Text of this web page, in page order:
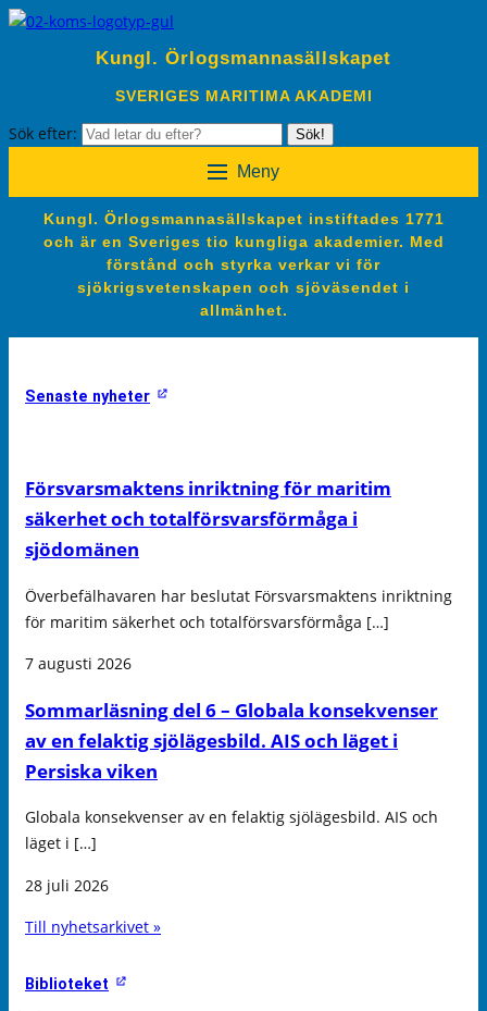
Kungl. Örlogsmannasällskapet
SVERIGES MARITIMA AKADEMI
Sök efter: Sök!
Meny
Kungl. Örlogsmannasällskapet instiftades 1771
och är en Sveriges tio kungliga akademier. Med
förstånd och styrka verkar vi för
sjökrigsvetenskapen och sjöväsendet i
allmänhet.
Senaste nyheter
Försvarsmaktens inriktning för maritim
säkerhet och totalförsvarsförmåga i
sjödomänen
Överbefälhavaren har beslutat Försvarsmaktens inriktning
för maritim säkerhet och totalförsvarsförmåga […]
7 augusti 2026
Sommarläsning del 6 – Globala konsekvenser
av en felaktig sjölägesbild. AIS och läget i
Persiska viken
Globala konsekvenser av en felaktig sjölägesbild. AIS och
läget i […]
28 juli 2026
Till nyhetsarkivet »
Biblioteket